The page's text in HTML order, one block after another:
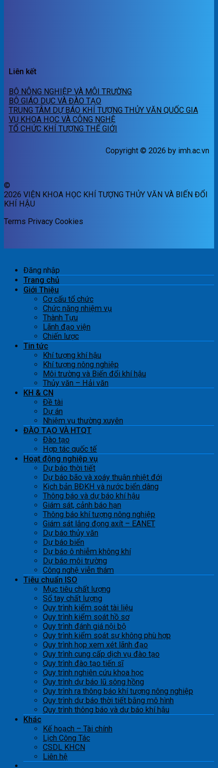
Liên kết
BỘ NÔNG NGHIỆP VÀ MÔI TRƯỜNG
BỘ GIÁO DỤC VÀ ĐÀO TẠO
TRUNG TÂM DỰ BÁO KHÍ TƯỢNG THỦY VĂN QUỐC GIA
VỤ KHOA HỌC VÀ CÔNG NGHỆ
TỔ CHỨC KHÍ TƯỢNG THẾ GIỚI
Copyright © 2026 by imh.ac.vn
©
2026 VIỆN KHOA HỌC KHÍ TƯỢNG THỦY VĂN VÀ BIẾN ĐỔI
KHÍ HẬU
Terms Privacy Cookies
Đăng nhập
Trang chủ
Giới Thiệu
Cơ cấu tổ chức
Chức năng nhiệm vụ
Thành Tựu
Lãnh đạo viện
Chiến lược
Tin tức
Khí tượng khí hậu
Khí tượng nông nghiệp
Môi trường và Biến đổi khí hậu
Thủy văn – Hải văn
KH & CN
Đề tài
Dự án
Nhiệm vụ thường xuyên
ĐÀO TẠO VÀ HTQT
Đào tạo
Hợp tác quốc tế
Hoạt động nghiệp vụ
Dự báo thời tiết
Dự báo bão và xoáy thuận nhiệt đới
Kịch bản BĐKH và nước biển dâng
Thông báo và dự báo khí hậu
Giám sát, cảnh báo hạn
Thông báo khí tượng nông nghiệp
Giám sát lắng đọng axít – EANET
Dự báo thủy văn
Dự báo biển
Dự báo ô nhiễm không khí
Dự báo môi trường
Công nghệ viễn thám
Tiêu chuẩn ISO
Mục tiêu chất lượng
Sổ tay chất lượng
Quy trình kiểm soát tài liệu
Quy trình kiểm soát hồ sơ
Quy trình đánh giá nội bộ
Quy trình kiểm soát sự không phù hợp
Quy trình họp xem xét lãnh đạo
Quy trình cung cấp dịch vụ đào tạo
Quy trình đào tạo tiến sĩ
Quy trình nghiên cứu khoa học
Quy trình dự báo lũ sông hồng
Quy trình ra thông báo khí tượng nông nghiệp
Quy trình dự báo thời tiết bằng mô hình
Quy trình thông báo và dự báo khí hậu
Khác
Kế hoạch – Tài chính
Lịch Công Tác
CSDL KHCN
Liên hệ